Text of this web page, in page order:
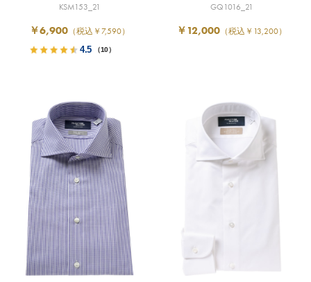
KSM153_21
￥6,900 （税込￥7,590）
4.5 （10）
GQ1016_21
￥12,000 （税込￥13,200）